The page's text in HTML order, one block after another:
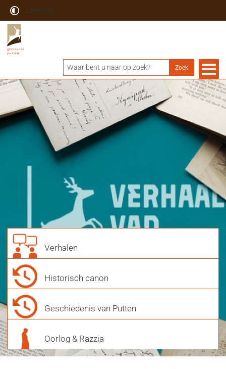
Lees voor
Verhalen
Historisch canon
Geschiedenis van Putten
Oorlog & Razzia